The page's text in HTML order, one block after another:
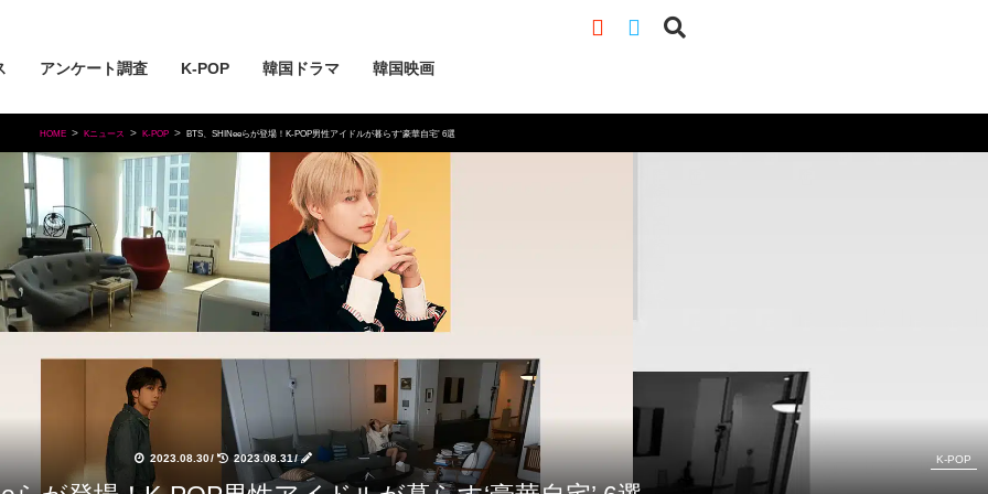
アンケート調査 K-POP 韓国ドラマ 韓国映画
HOME Kニュース K-POP BTS、SHINeeらが登場！K-POP男性アイドルが暮らす‘豪華自宅’ 6選
2023.08.30/ 2023.08.31/ K-POP